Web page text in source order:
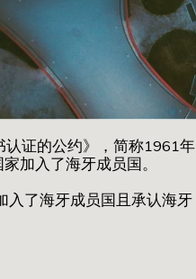
证的公约》，简称1961年
加入了海牙成员国。
了海牙成员国且承认海牙